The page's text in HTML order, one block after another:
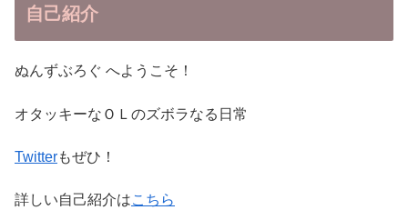
自己紹介
ぬんずぶろぐ へようこそ！
オタッキーなＯＬのズボラなる日常
Twitterもぜひ！
詳しい自己紹介はこちら